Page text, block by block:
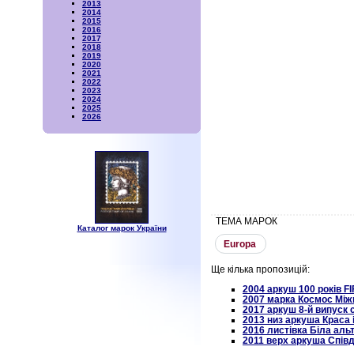
2013
2014
2015
2016
2017
2018
2019
2020
2021
2022
2023
2024
2025
2026
Каталог марок України
ТЕМА МАРОК
Europa
Ще кілька пропозицій:
2004 аркуш 100 років
2007 марка Космос
2017 аркуш 8-й випуск
2013 низ аркуша Краса
2016 листівка Біла
2011 верх аркуша